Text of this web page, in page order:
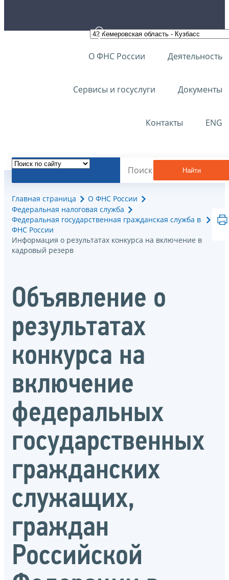
О ФНС России Деятельность
Сервисы и госуслуги Документы
Контакты ENG
Найти
Главная страница
О ФНС России
Федеральная налоговая служба
Федеральная государственная гражданская служба в
ФНС России
Информация о результатах конкурса на включение в
кадровый резерв
Объявление о
результатах
конкурса на
включение
федеральных
государственных
гражданских
служащих,
граждан
Российской